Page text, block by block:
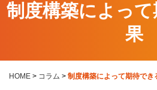
制度構築によっ
果
HOME > コラム > 制度構築によって期待でき